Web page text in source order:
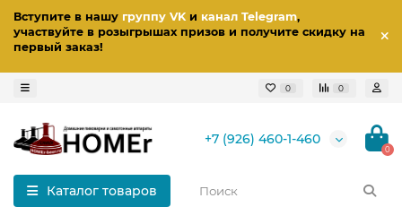
Вступите в нашу группу VKи канал Telegram,
участвуйте в розыгрышах призов и получите скидку на
первый заказ!
0 0
+7 (926) 460-1-460
0
Каталог товаров